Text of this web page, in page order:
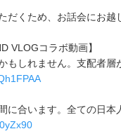
だくため、お話会にお越
VLOGコラボ動画】
しれません。支配者層
合います。全ての日本